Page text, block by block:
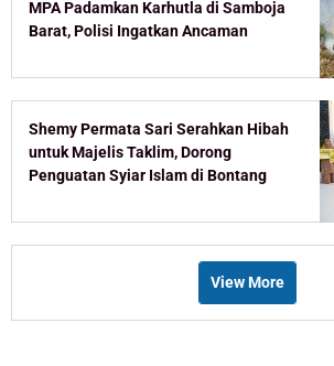
MPA Padamkan Karhutla di Samboja
Barat, Polisi Ingatkan Ancaman
Shemy Permata Sari Serahkan Hibah
untuk Majelis Taklim, Dorong
Penguatan Syiar Islam di Bontang
View More